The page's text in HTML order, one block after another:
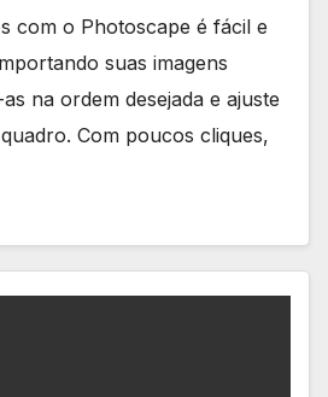
com o Photoscape é fácil e
suas imagens
na ordem desejada e ajuste
Com poucos cliques,